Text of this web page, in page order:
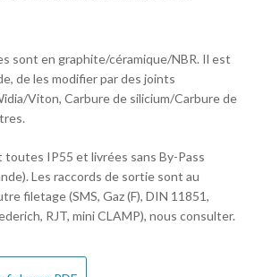
sont en graphite/céramique/NBR. Il est
de les modifier par des joints
Viton, Carbure de silicium/Carbure de
toutes IP55 et livrées sans By-Pass
Les raccords de sortie sont au
filetage (SMS, Gaz (F), DIN 11851,
RJT, mini CLAMP), nous consulter.